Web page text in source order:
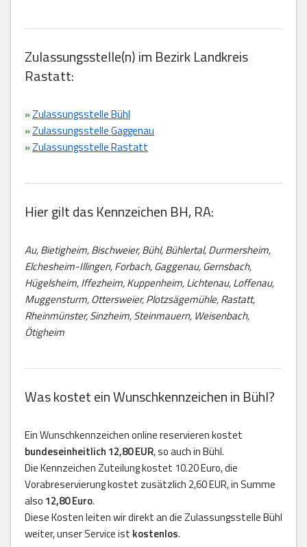
Zulassungsstelle(n) im Bezirk Landkreis
Rastatt:
»Zulassungsstelle Bühl
»Zulassungsstelle Gaggenau
»Zulassungsstelle Rastatt
Hier gilt das Kennzeichen BH, RA:
Au, Bietigheim, Bischweier, Bühl, Bühlertal, Durmersheim,
Elchesheim-Illingen, Forbach, Gaggenau, Gernsbach,
Hügelsheim, Iffezheim, Kuppenheim, Lichtenau, Loffenau,
Muggensturm, Ottersweier, Plotzsägemühle, Rastatt,
Rheinmünster, Sinzheim, Steinmauern, Weisenbach,
Ötigheim
Was kostet ein Wunschkennzeichen in Bühl?
Ein Wunschkennzeichen online reservieren kostet
bundeseinheitlich 12,80 EUR, so auch in Bühl.
Die Kennzeichen Zuteilung kostet 10.20 Euro, die
Vorabreservierung kostet zusätzlich 2,60 EUR, in Summe
also 12,80 Euro.
Diese Kosten leiten wir direkt an die Zulassungsstelle Bühl
weiter, unser Service ist kostenlos.